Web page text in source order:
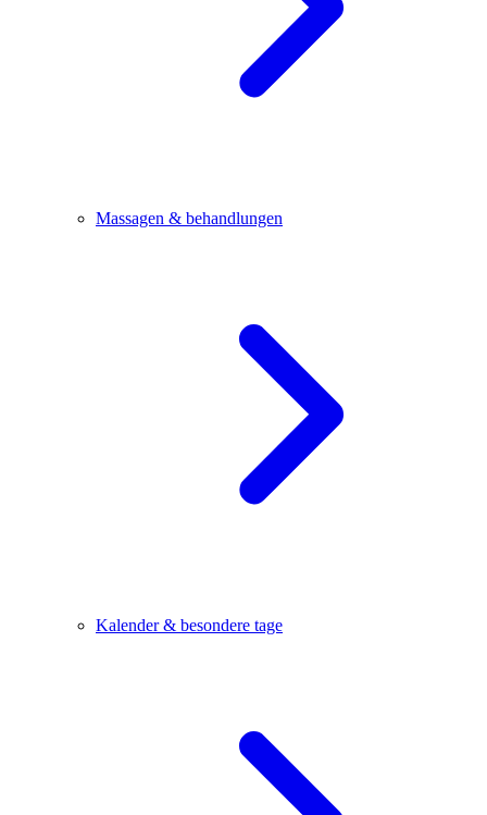
Massagen & behandlungen
Kalender & besondere tage